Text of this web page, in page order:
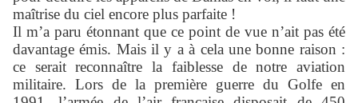
maîtrise du ciel encore plus parfaite !
Il m’a paru étonnant que ce point de vue n’ait pas été
davantage émis. Mais il y a à cela une bonne raison :
ce serait reconnaître la faiblesse de notre aviation
militaire. Lors de la première guerre du Golfe en